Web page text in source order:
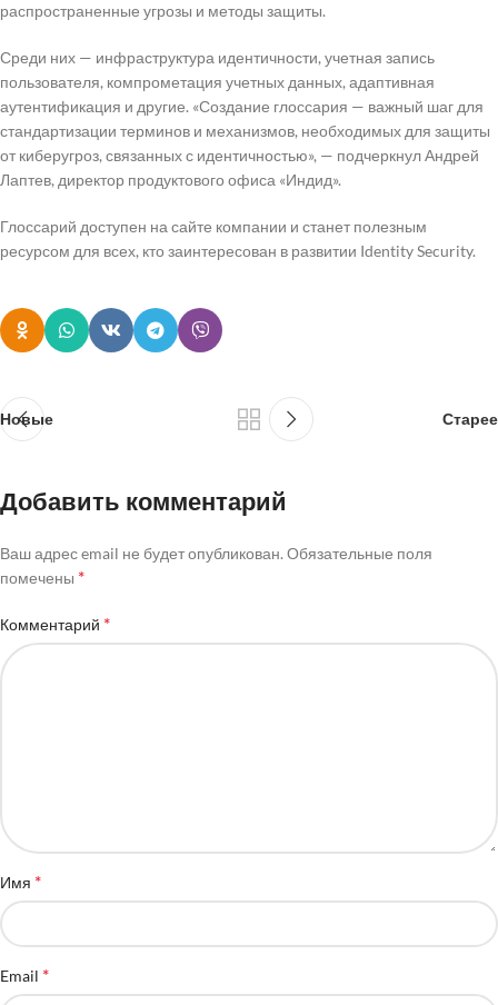
распространенные угрозы и методы защиты.
Среди них — инфраструктура идентичности, учетная запись
пользователя, компрометация учетных данных, адаптивная
аутентификация и другие. «Создание глоссария — важный шаг для
стандартизации терминов и механизмов, необходимых для защиты
от киберугроз, связанных с идентичностью», — подчеркнул Андрей
Лаптев, директор продуктового офиса «Индид».
Глоссарий доступен на сайте компании и станет полезным
ресурсом для всех, кто заинтересован в развитии Identity Security.
Новые Старее
Добавить комментарий
Ваш адрес email не будет опубликован. Обязательные поля
помечены *
Комментарий *
Имя *
Email *